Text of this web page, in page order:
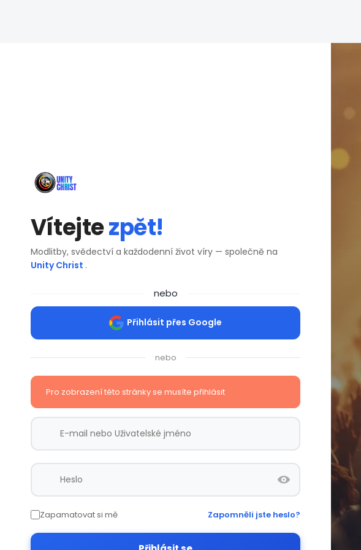
Vítejtezpět!
Modlitby, svědectví a každodenní život víry — společně na
Unity Christ .
nebo
Přihlásit přes Google
nebo
Pro zobrazení této stránky se musíte přihlásit
Zapamatovat si mě Zapomněli jste heslo?